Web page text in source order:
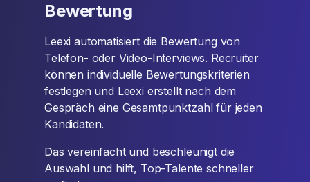
Bewertung
Leexi automatisiert die Bewertung von
Telefon- oder Video-Interviews. Recruiter
können individuelle Bewertungskriterien
festlegen und Leexi erstellt nach dem
Gespräch eine Gesamtpunktzahl für jeden
Kandidaten.
Das vereinfacht und beschleunigt die
Auswahl und hilft, Top-Talente schneller